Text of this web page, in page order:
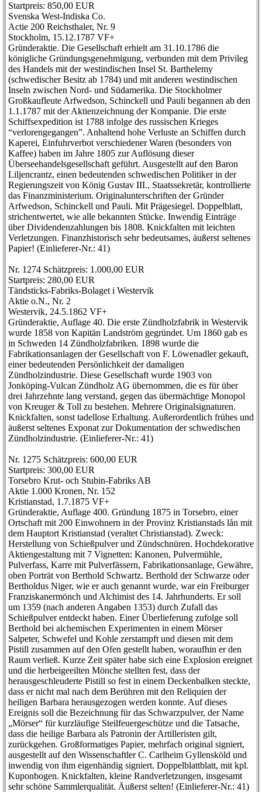
Startpreis: 850,00 EUR
Svenska West-Indiska Co.
Actie 200 Reichsthaler, Nr. 9
Stockholm, 15.12.1787 VF+
Gründeraktie. Die Gesellschaft erhielt am 31.10.1786 die
königliche Gründungsgenehmigung, verbunden mit dem Privileg
des Handels mit der westindischen Insel St. Barthelemy
(schwedischer Besitz ab 1784) und mit anderen westindischen
Inseln zwischen Nord- und Südamerika. Die Stockholmer
Großkaufleute Arfwedson, Schinckell und Pauli begannen ab den
1.1.1787 mit der Aktienzeichnung der Kompanie. Die erste
Schiffsexpedition ist 1788 infolge des russischen Krieges
“verlorengegangen”. Anhaltend hohe Verluste an Schiffen durch
Kaperei, Einfuhrverbot verschiedener Waren (besonders von
Kaffee) haben im Jahre 1805 zur Auflösung dieser
Überseehandelsgesellschaft geführt. Ausgestellt auf den Baron
Liljencrantz, einen bedeutenden schwedischen Politiker in der
Regierungszeit von König Gustav III., Staatssekretär, kontrollierte
das Finanzministerium. Originalunterschriften der Gründer
Arfwedson, Schinckell und Pauli. Mit Prägesiegel. Doppelblatt,
strichentwertet, wie alle bekannten Stücke. Inwendig Einträge
über Dividendenzahlungen bis 1808. Knickfalten mit leichten
Verletzungen. Finanzhistorisch sehr bedeutsames, äußerst seltenes
Papier! (Einlieferer-Nr.: 41)
Nr. 1274 Schätzpreis: 1.000,00 EUR
Startpreis: 280,00 EUR
Tändsticks-Fabriks-Bolaget i Westervik
Aktie o.N., Nr. 2
Westervik, 24.5.1862 VF+
Gründeraktie, Auflage 40. Die erste Zündholzfabrik in Westervik
wurde 1858 von Kapitän Landström gegründet. Um 1860 gab es
in Schweden 14 Zündholzfabriken. 1898 wurde die
Fabrikationsanlagen der Gesellschaft von F. Löwenadler gekauft,
einer bedeutenden Persönlichkeit der damaligen
Zündholzindustrie. Diese Gesellschaft wurde 1903 von
Jonköping-Vulcan Zündholz AG übernommen, die es für über
drei Jahrzehnte lang verstand, gegen das übermächtige Monopol
von Kreuger & Toll zu bestehen. Mehrere Originalsignaturen.
Knickfalten, sonst tadellose Erhaltung. Außerordentlich frühes und
äußerst seltenes Exponat zur Dokumentation der schwedischen
Zündholzindustrie. (Einlieferer-Nr.: 41)
Nr. 1275 Schätzpreis: 600,00 EUR
Startpreis: 300,00 EUR
Torsebro Krut- och Stubin-Fabriks AB
Aktie 1.000 Kronen, Nr. 152
Kristianstad, 1.7.1875 VF+
Gründeraktie, Auflage 400. Gründung 1875 in Torsebro, einer
Ortschaft mit 200 Einwohnern in der Provinz Kristianstads lån mit
dem Hauptort Kristianstad (veraltet Christianstad). Zweck:
Herstellung von Schießpulver und Zündschnüren. Hochdekorative
Aktiengestaltung mit 7 Vignetten: Kanonen, Pulvermühle,
Pulverfass, Karre mit Pulverfässern, Fabrikationsanlage, Gewähre,
oben Porträt von Berthold Schwartz. Berthold der Schwarze oder
Bertholdus Niger, wie er auch genannt wurde, war ein Freiburger
Franziskanermönch und Alchimist des 14. Jahrhunderts. Er soll
um 1359 (nach anderen Angaben 1353) durch Zufall das
Schießpulver entdeckt haben. Einer Überlieferung zufolge soll
Berthold bei alchemischen Experimenten in einem Mörser
Salpeter, Schwefel und Kohle zerstampft und diesen mit dem
Pistill zusammen auf den Ofen gestellt haben, woraufhin er den
Raum verließ. Kurze Zeit später habe sich eine Explosion ereignet
und die herbeigeeilten Mönche stellten fest, dass der
herausgeschleuderte Pistill so fest in einem Deckenbalken steckte,
dass er nicht mal nach dem Berühren mit den Reliquien der
heiligen Barbara herausgezogen werden konnte. Auf dieses
Ereignis soll die Bezeichnung für das Schwarzpulver, der Name
„Mörser“ für kurzläufige Steilfeuergeschütze und die Tatsache,
dass die heilige Barbara als Patronin der Artilleristen gilt,
zurückgehen. Großformatiges Papier, mehrfach original signiert,
ausgestellt auf den Wissenschaftler C. Carlheim Gyllensköld und
inwendig von ihm eigenhändig signiert. Doppelblattblatt, mit kpl.
Kuponbogen. Knickfalten, kleine Randverletzungen, insgesamt
sehr schöne Sammlerqualität. Äußerst selten! (Einlieferer-Nr.: 41)